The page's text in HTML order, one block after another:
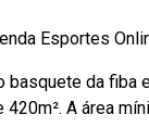
Esportes
da fiba
A área